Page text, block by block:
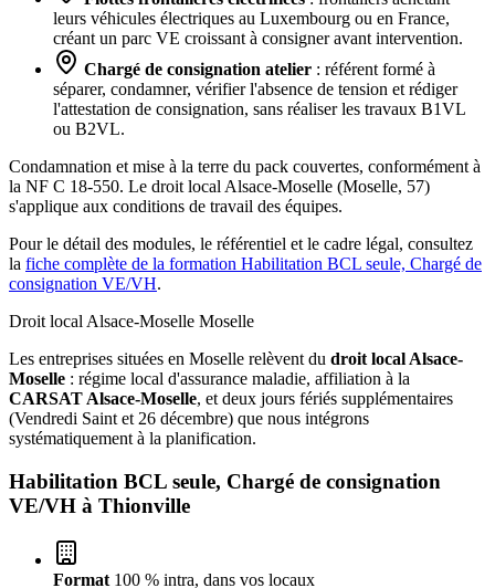
leurs véhicules électriques au Luxembourg ou en France,
créant un parc VE croissant à consigner avant intervention.
Chargé de consignation atelier : référent formé à
séparer, condamner, vérifier l'absence de tension et rédiger
l'attestation de consignation, sans réaliser les travaux B1VL
ou B2VL.
Condamnation et mise à la terre du pack couvertes, conformément à
la NF C 18-550. Le droit local Alsace-Moselle (Moselle, 57)
s'applique aux conditions de travail des équipes.
Pour le détail des modules, le référentiel et le cadre légal, consultez
la fiche complète de la formation Habilitation BCL seule, Chargé de
consignation VE/VH.
Droit local Alsace-Moselle Moselle
Les entreprises situées en Moselle relèvent du droit local Alsace-
Moselle : régime local d'assurance maladie, affiliation à la
CARSAT Alsace-Moselle, et deux jours fériés supplémentaires
(Vendredi Saint et 26 décembre) que nous intégrons
systématiquement à la planification.
Habilitation BCL seule, Chargé de consignation
VE/VH à Thionville
Format 100 % intra, dans vos locaux